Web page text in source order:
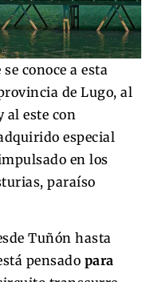
conoce a esta
de Lugo, al
al este con
especial
en los
paraíso
Tuñón hasta
pensado para